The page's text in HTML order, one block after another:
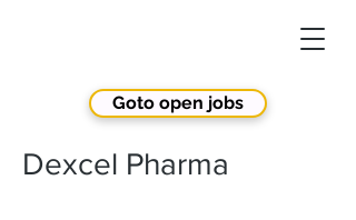
Dexcel Pharma
Goto open jobs